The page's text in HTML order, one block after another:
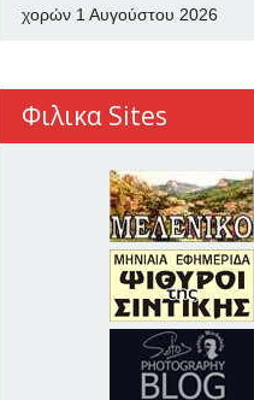
χορών 1 Αυγούστου 2026
Φιλικα Sites